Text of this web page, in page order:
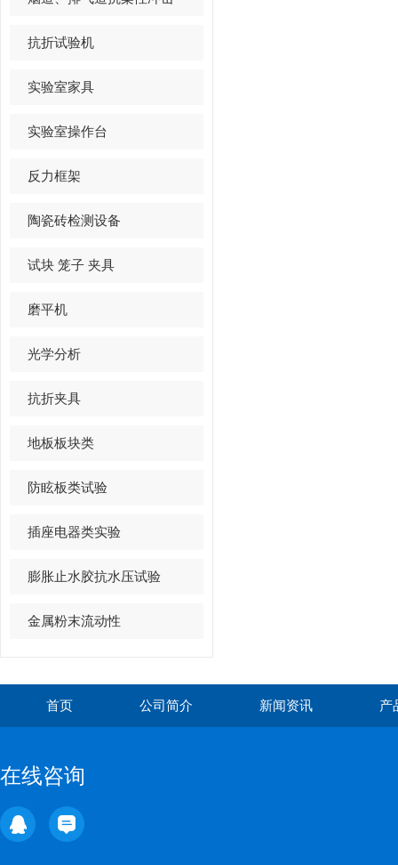
抗折试验机
实验室家具
实验室操作台
反力框架
陶瓷砖检测设备
试块 笼子 夹具
磨平机
光学分析
抗折夹具
地板板块类
防眩板类试验
插座电器类实验
膨胀止水胶抗水压试验
金属粉末流动性
首页 公司简介 新闻资讯 产
在线咨询